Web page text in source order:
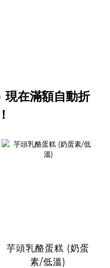
現在滿額自動折
芋頭乳酪蛋糕 (奶蛋
素/低溫)